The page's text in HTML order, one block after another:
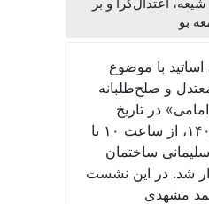
بو
با موضوع
و صلح‌طلبانه
در تاریخ
دوشنبه ۵ مرداد ۱۴۰۵، از ساعت ۱۰ تا
سلیمانی ساختمان
شد. در این نشست
مشهدی